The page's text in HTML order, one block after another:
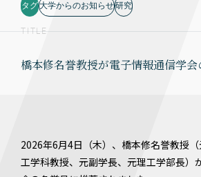
タグ大学からのお知らせ研究
TITLE
橋本修名誉教授が電子情報通信学
2026年6月4日（木）、橋本修名誉教授
工学科教授、元副学長、元理工学部長）